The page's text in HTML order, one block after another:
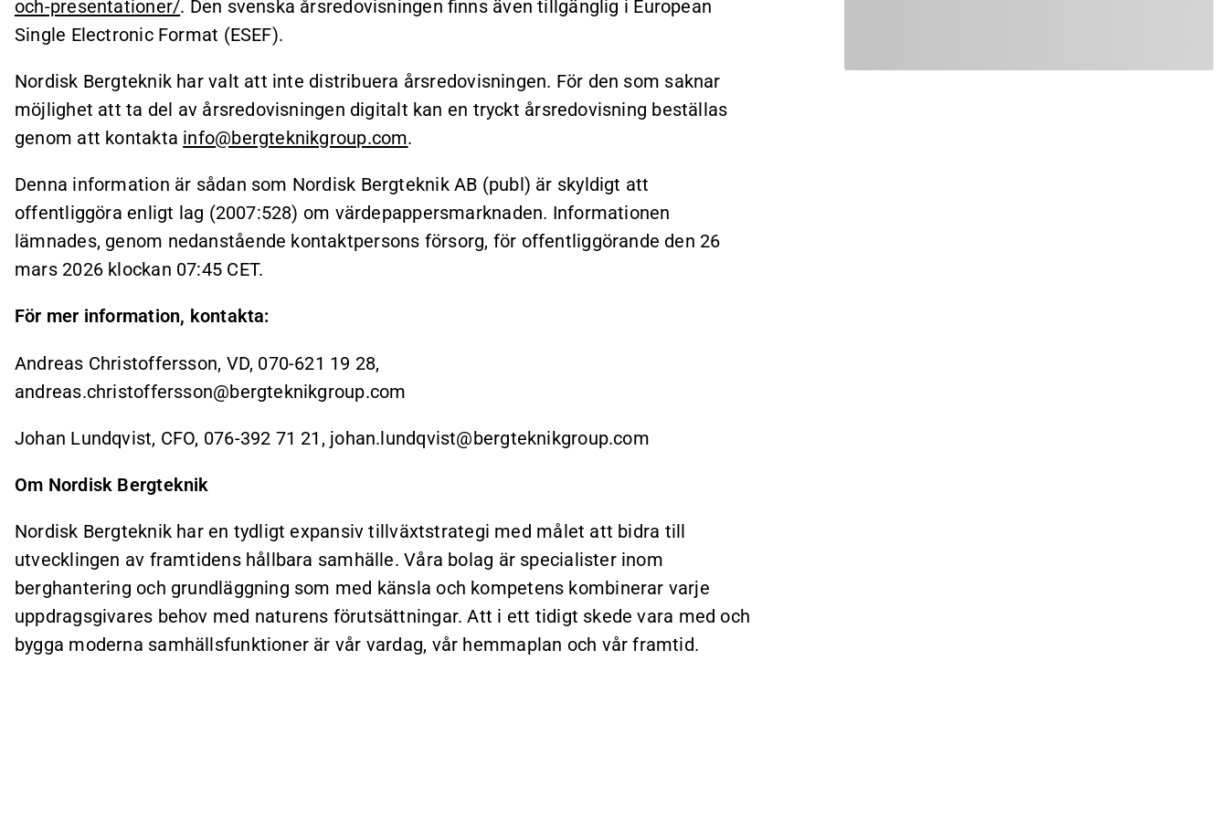
och-presentationer/. Den svenska årsredovisningen finns även tillgänglig i European
Single Electronic Format (ESEF).
Nordisk Bergteknik har valt att inte distribuera årsredovisningen. För den som saknar
möjlighet att ta del av årsredovisningen digitalt kan en tryckt årsredovisning beställas
genom att kontakta info@bergteknikgroup.com.
Denna information är sådan som Nordisk Bergteknik AB (publ) är skyldigt att
offentliggöra enligt lag (2007:528) om värdepappersmarknaden. Informationen
lämnades, genom nedanstående kontaktpersons försorg, för offentliggörande den 26
mars 2026 klockan 07:45 CET.
För mer information, kontakta:
Andreas Christoffersson, VD, 070-621 19 28,
andreas.christoffersson@bergteknikgroup.com
Johan Lundqvist, CFO, 076-392 71 21, johan.lundqvist@bergteknikgroup.com
Om Nordisk Bergteknik
Nordisk Bergteknik har en tydligt expansiv tillväxtstrategi med målet att bidra till
utvecklingen av framtidens hållbara samhälle. Våra bolag är specialister inom
berghantering och grundläggning som med känsla och kompetens kombinerar varje
uppdragsgivares behov med naturens förutsättningar. Att i ett tidigt skede vara med och
bygga moderna samhällsfunktioner är vår vardag, vår hemmaplan och vår framtid.